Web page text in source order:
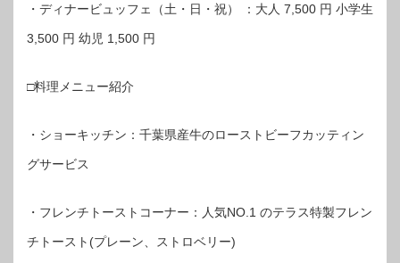
・ディナービュッフェ（土・日・祝） ：大人 7,500 円 小学生
3,500 円 幼児 1,500 円
□料理メニュー紹介
・ショーキッチン：千葉県産牛のローストビーフカッティン
グサービス
・フレンチトーストコーナー：人気NO.1 のテラス特製フレン
チトースト(プレーン、ストロベリー)